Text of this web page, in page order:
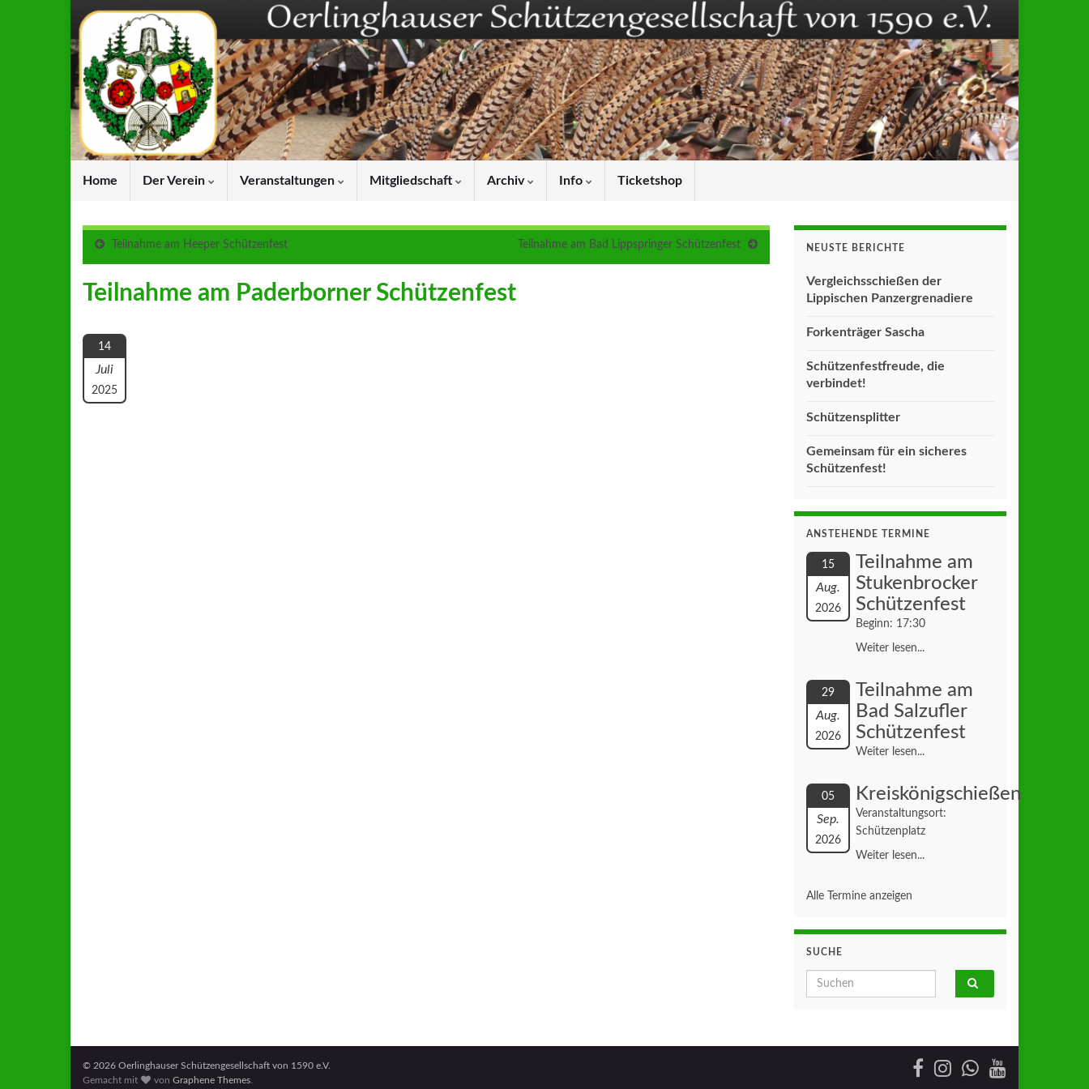
Home Der Verein Veranstaltungen Mitgliedschaft Archiv Info Ticketshop
Teilnahme am Heeper Schützenfest Teilnahme am Bad Lippspringer Schützenfest
Teilnahme am Paderborner Schützenfest
14
Juli
2025
NEUSTE BERICHTE
Vergleichsschießen der
Lippischen Panzergrenadiere
Forkenträger Sascha
Schützenfestfreude, die
verbindet!
Schützensplitter
Gemeinsam für ein sicheres
Schützenfest!
ANSTEHENDE TERMINE
15
Aug.
2026
Teilnahme am
Stukenbrocker
Schützenfest
Beginn: 17:30
Weiter lesen...
29
Aug.
2026
Teilnahme am
Bad Salzufler
Schützenfest
Weiter lesen...
05
Sep.
2026
Kreiskönigschießen
Veranstaltungsort:
Schützenplatz
Weiter lesen...
Alle Termine anzeigen
SUCHE
Search for:
© 2026 Oerlinghauser Schützengesellschaft von 1590 e.V.
Gemacht mit
vonGraphene Themes